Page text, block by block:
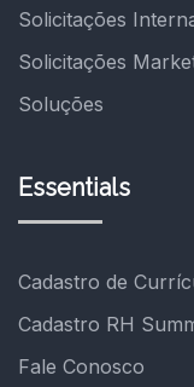
Solicitações
Solicitações
Soluções
Essentials
Cadastro de
Cadastro RH
Fale Conosco